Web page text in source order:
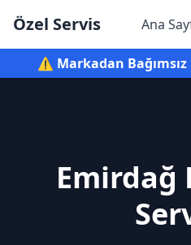
Özel Servis Ana
⚠️ Markadan
Emirdağ